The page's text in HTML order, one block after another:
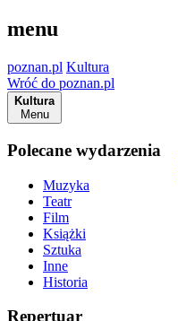
menu
poznan.pl Kultura
Wróć do poznan.pl
Kultura
Menu
Polecane wydarzenia
Muzyka
Teatr
Film
Książki
Sztuka
Inne
Historia
Repertuar